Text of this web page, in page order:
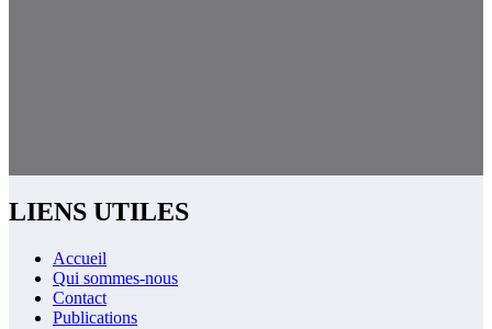
LIENS UTILES
Accueil
Qui sommes-nous
Contact
Publications